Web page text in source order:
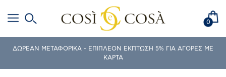
0
ΔΩΡΕΑΝ ΜΕΤΑΦΟΡΙΚΑ - ΕΠΙΠΛΕΟΝ ΕΚΠΤΩΣΗ 5% ΓΙΑ ΑΓΟΡΕΣ ΜΕ
ΚΑΡΤΑ